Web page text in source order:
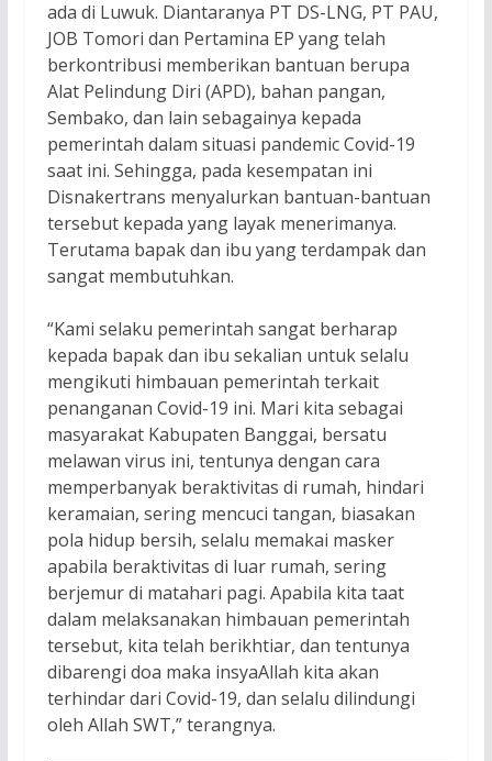
ada di Luwuk. Diantaranya PT DS-LNG, PT PAU,
JOB Tomori dan Pertamina EP yang telah
berkontribusi memberikan bantuan berupa
Alat Pelindung Diri (APD), bahan pangan,
Sembako, dan lain sebagainya kepada
pemerintah dalam situasi pandemic Covid-19
saat ini. Sehingga, pada kesempatan ini
Disnakertrans menyalurkan bantuan-bantuan
tersebut kepada yang layak menerimanya.
Terutama bapak dan ibu yang terdampak dan
sangat membutuhkan.
“Kami selaku pemerintah sangat berharap
kepada bapak dan ibu sekalian untuk selalu
mengikuti himbauan pemerintah terkait
penanganan Covid-19 ini. Mari kita sebagai
masyarakat Kabupaten Banggai, bersatu
melawan virus ini, tentunya dengan cara
memperbanyak beraktivitas di rumah, hindari
keramaian, sering mencuci tangan, biasakan
pola hidup bersih, selalu memakai masker
apabila beraktivitas di luar rumah, sering
berjemur di matahari pagi. Apabila kita taat
dalam melaksanakan himbauan pemerintah
tersebut, kita telah berikhtiar, dan tentunya
dibarengi doa maka insyaAllah kita akan
terhindar dari Covid-19, dan selalu dilindungi
oleh Allah SWT,” terangnya.